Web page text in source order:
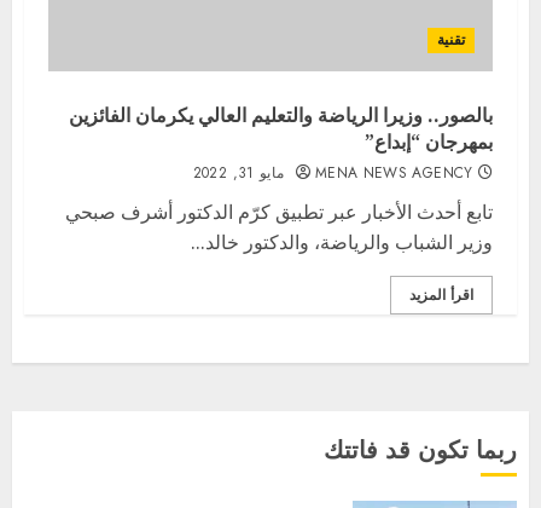
تقنية
بالصور.. وزيرا الرياضة والتعليم العالي يكرمان الفائزين
بمهرجان “إبداع”
MENA NEWS AGENCY مايو 31, 2022
تابع أحدث الأخبار عبر تطبيق كرّم الدكتور أشرف صبحي
وزير الشباب والرياضة، والدكتور خالد...
اقرأ المزيد
ربما تكون قد فاتتك